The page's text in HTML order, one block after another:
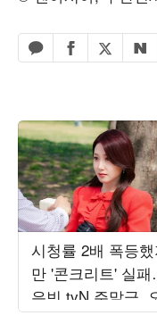
카카오톡 공유하기
페이스북 공유
엑스 공
네
시청률 2배 폭등했
만 '콘크리트' 실
은빈 tvN 주말극,
락내리락 수치 변